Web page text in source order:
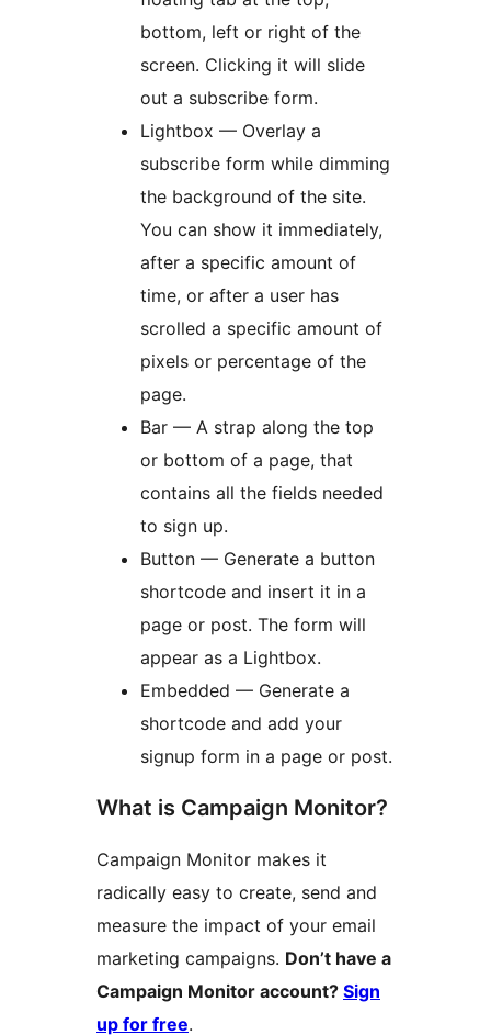
bottom, left or right of the
screen. Clicking it will slide
out a subscribe form.
Lightbox — Overlay a
subscribe form while dimming
the background of the site.
You can show it immediately,
after a specific amount of
time, or after a user has
scrolled a specific amount of
pixels or percentage of the
page.
Bar — A strap along the top
or bottom of a page, that
contains all the fields needed
to sign up.
Button — Generate a button
shortcode and insert it in a
page or post. The form will
appear as a Lightbox.
Embedded — Generate a
shortcode and add your
signup form in a page or post.
What is Campaign Monitor?
Campaign Monitor makes it
radically easy to create, send and
measure the impact of your email
marketing campaigns. Don’t have a
Campaign Monitor account? Sign
up for free.